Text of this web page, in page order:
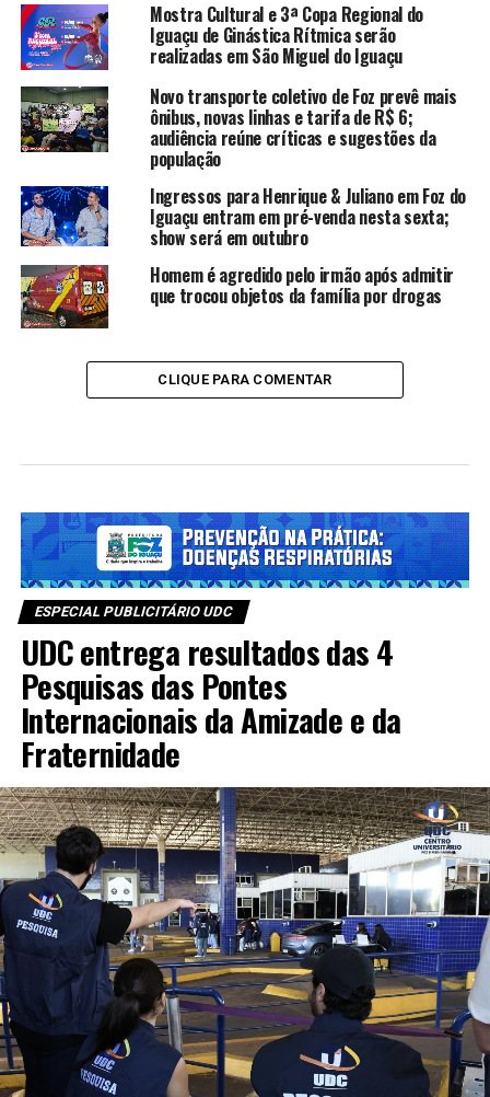
Mostra Cultural e 3ª Copa Regional do
Iguaçu de Ginástica Rítmica serão
realizadas em São Miguel do Iguaçu
Novo transporte coletivo de Foz prevê mais
ônibus, novas linhas e tarifa de R$ 6;
audiência reúne críticas e sugestões da
população
Ingressos para Henrique & Juliano em Foz do
Iguaçu entram em pré-venda nesta sexta;
show será em outubro
Homem é agredido pelo irmão após admitir
que trocou objetos da família por drogas
CLIQUE PARA COMENTAR
ESPECIAL PUBLICITÁRIO UDC
UDC entrega resultados das 4
Pesquisas das Pontes
Internacionais da Amizade e da
Fraternidade